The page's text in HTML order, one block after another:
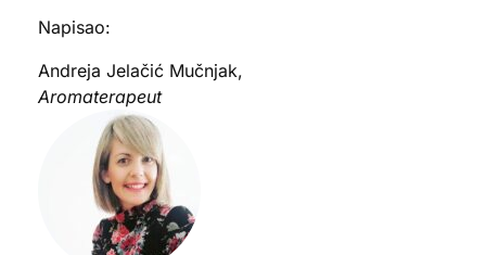
Napisao:
Andreja Jelačić Mučnjak,
Aromaterapeut